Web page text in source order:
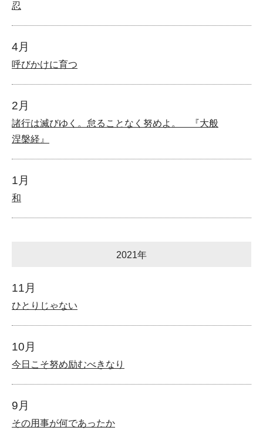
忍
4月
呼びかけに育つ
2月
諸行は滅びゆく。怠ることなく努めよ。 『大般
涅槃経』
1月
和
2021年
11月
ひとりじゃない
10月
今日こそ努め励むべきなり
9月
その用事が何であったか